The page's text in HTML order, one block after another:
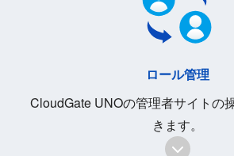
ロール管理
CloudGate UNOの管理者サイトの
きます。